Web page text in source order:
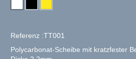
Referenz :TT001
Polycarbonat-Scheibe mit kratzfester